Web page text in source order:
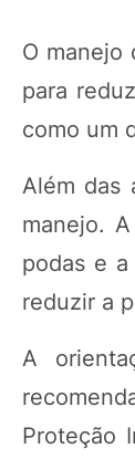
O manejo
para
como um
Além das
manejo.
podas e
reduzir a
A
Proteção